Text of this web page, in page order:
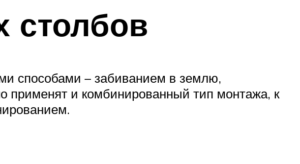
столбов
способами – забиванием в землю,
и комбинированный тип монтажа, к